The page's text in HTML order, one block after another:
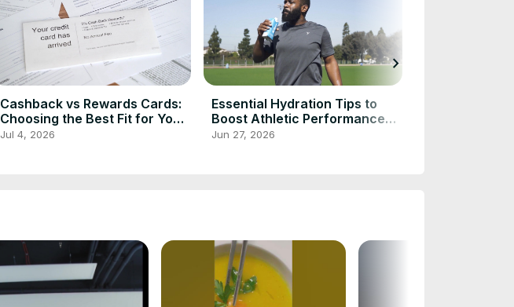
Cashback vs Rewards Cards:
Choosing the Best Fit for Your
Spending
Jul 4, 2026
Essential Hydration Tips to
Boost Athletic Performance
and Recovery
Jun 27, 2026
chevron_right